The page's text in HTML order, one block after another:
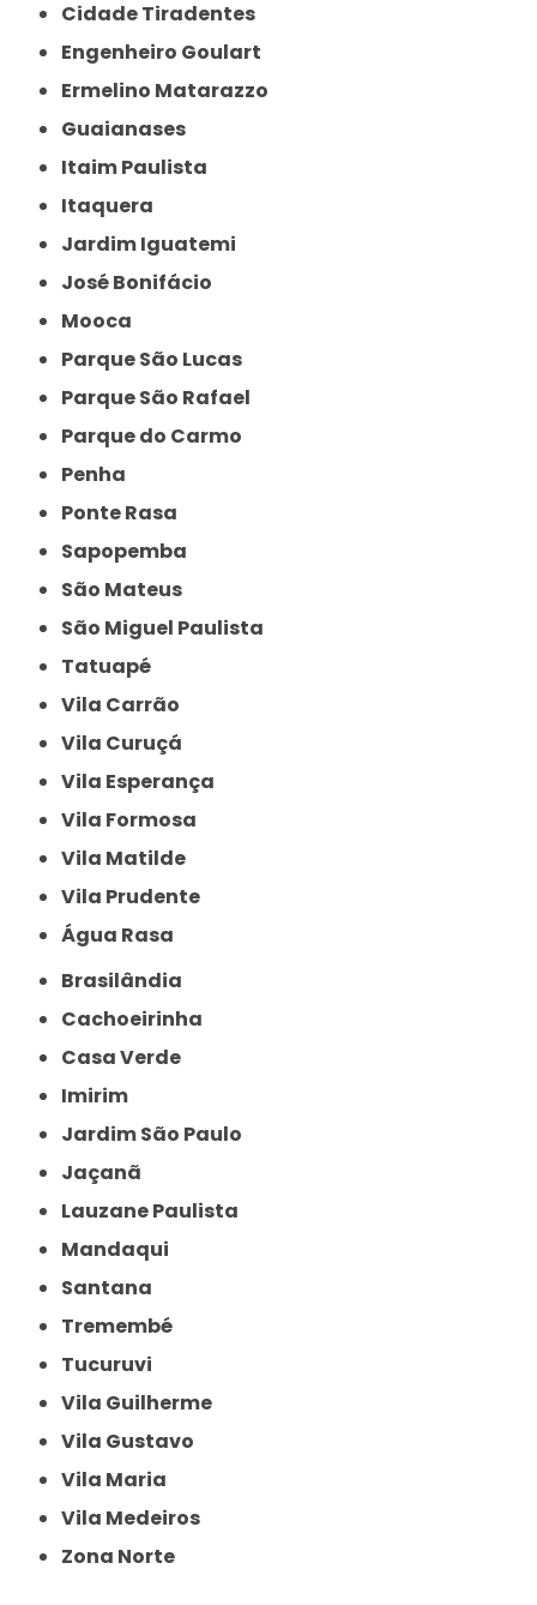
Cidade Tiradentes
Engenheiro Goulart
Ermelino Matarazzo
Guaianases
Itaim Paulista
Itaquera
Jardim Iguatemi
José Bonifácio
Mooca
Parque São Lucas
Parque São Rafael
Parque do Carmo
Penha
Ponte Rasa
Sapopemba
São Mateus
São Miguel Paulista
Tatuapé
Vila Carrão
Vila Curuçá
Vila Esperança
Vila Formosa
Vila Matilde
Vila Prudente
Água Rasa
Brasilândia
Cachoeirinha
Casa Verde
Imirim
Jardim São Paulo
Jaçanã
Lauzane Paulista
Mandaqui
Santana
Tremembé
Tucuruvi
Vila Guilherme
Vila Gustavo
Vila Maria
Vila Medeiros
Zona Norte